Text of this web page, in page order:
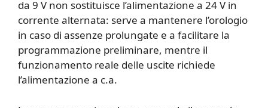
da 9 V non sostituisce l’alimentazione a 24 V in
corrente alternata: serve a mantenere l’orologio
in caso di assenze prolungate e a facilitare la
programmazione preliminare, mentre il
funzionamento reale delle uscite richiede
l’alimentazione a c.a.